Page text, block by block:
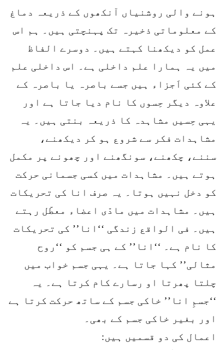
ہونے والی روشنیاں آنکھوں کے ذریعہ دماغ
کے معلوماتی ذخیرہ تک پہنچتی ہیں۔ ہم اس
عمل کو دیکھنا کہتے ہیں۔ دوسرے الفاظ
میں یہ ہمارا علم داخلی ہے۔ اس داخلی علم
کے کئی اَجزاء ہیں جسے باصرہ یا باصرہ کے
علاوہ دیگر حِسوں کا نام دیا جاتا ہے اور
یہی حِسیں مشاہدہ کا ذریعہ بنتی ہیں۔ یہ
مشاہدات فکر سے شروع ہو کر دیکھنے،
سننے، چکھنے، سونگھنے اور چھونے پر مکمل
ہوتے ہیں۔ مشاہدات میں کسی جسمانی حرکت
کو دخل نہیں ہوتا۔ یہ صرف انا کی تحریکات
ہیں۔ مشاہدات میں مادّی اعضاء معطّل رہتے
ہیں۔ فی الواقع زندگی ‘‘انا’’ کی تحریکات
کا نام ہے۔ ‘‘انا’’ کے ہی جسم کو ‘‘روح
مثالی’’ کہا جاتا ہے۔ یہی جسم خواب میں
چلتا پھرتا او رسارے کام کرتا ہے۔ یہ
‘‘جسمِ انا’’ خاکی جسم کے ساتھ حرکت کرتا ہے
اور بغیر خاکی جسم کے بھی۔
اعمال کی دو قسمیں ہیں: